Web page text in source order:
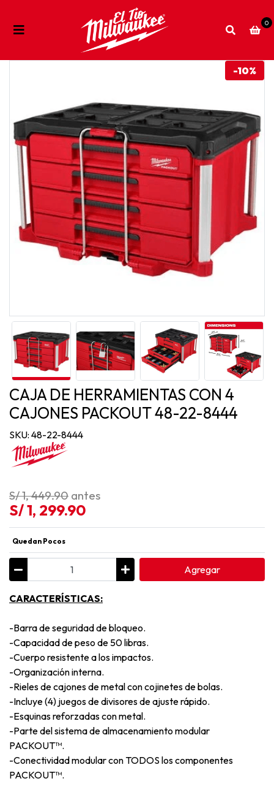
0
-10%
CAJA DE HERRAMIENTAS CON 4
CAJONES PACKOUT 48-22-8444
SKU: 48-22-8444
S/ 1, 449.90 antes
S/ 1, 299.90
Quedan Pocos
Agregar
CARACTERÍSTICAS:
-Barra de seguridad de bloqueo.
-Capacidad de peso de 50 libras.
-Cuerpo resistente a los impactos.
-Organización interna.
-Rieles de cajones de metal con cojinetes de bolas.
-Incluye (4) juegos de divisores de ajuste rápido.
-Esquinas reforzadas con metal.
-Parte del sistema de almacenamiento modular
PACKOUT™.
-Conectividad modular con TODOS los componentes
PACKOUT™.